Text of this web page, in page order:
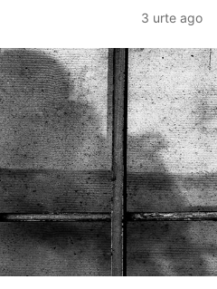
3 urte ago